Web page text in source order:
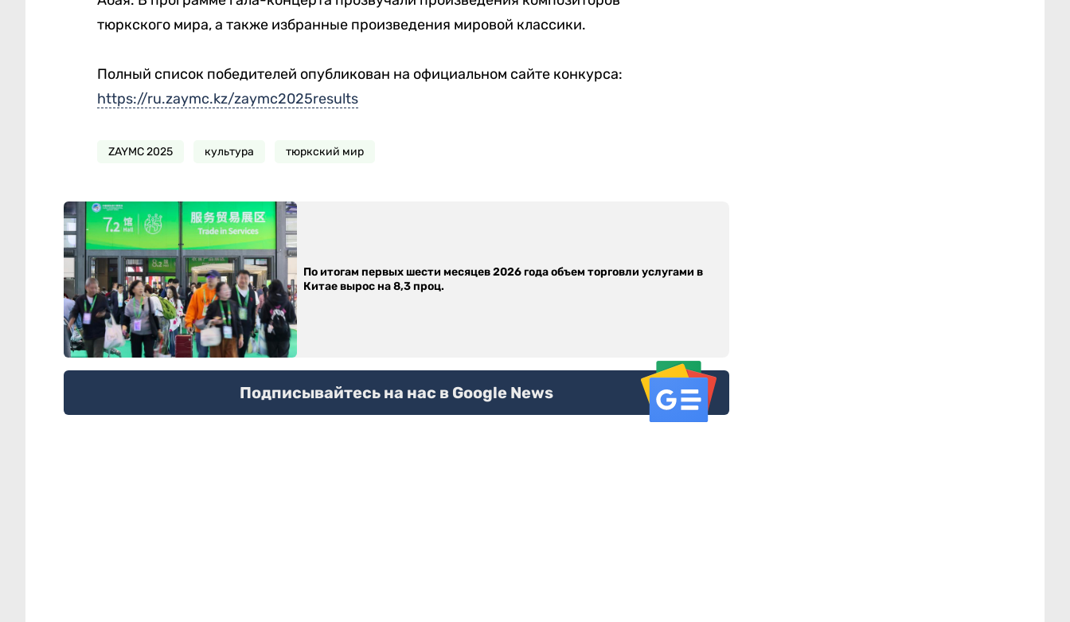
тюркского мира, а также избранные произведения мировой классики.
Полный список победителей опубликован на официальном сайте конкурса:
https://ru.zaymc.kz/zaymc2025results
ZAYMC 2025 культура тюркский мир
По итогам первых шести месяцев 2026 года объем торговли услугами в
Китае вырос на 8,3 проц.
Подписывайтесь на нас в Google News